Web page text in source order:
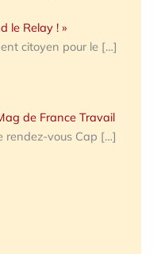
le Relay ! »
citoyen pour le […]
de France Travail
rendez-vous Cap […]